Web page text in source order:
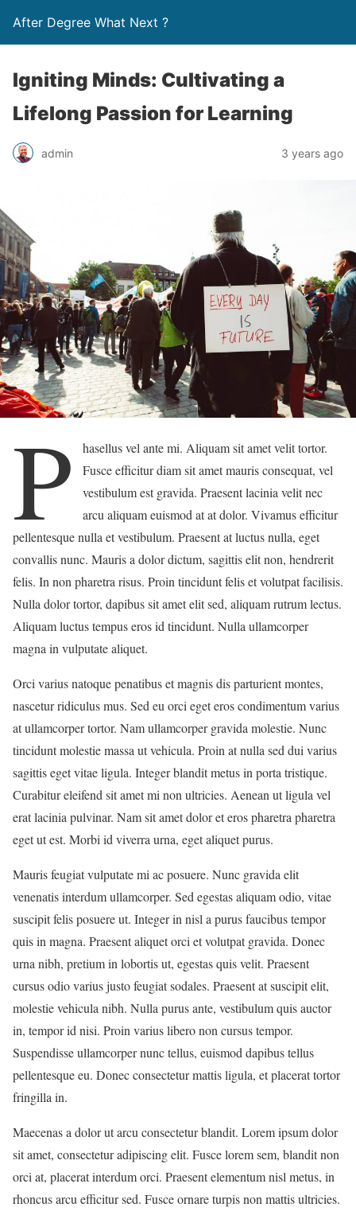
After Degree What Next ?
Igniting Minds: Cultivating a
Lifelong Passion for Learning
admin 3 years ago
P
hasellus vel ante mi. Aliquam sit amet velit tortor.
Fusce efficitur diam sit amet mauris consequat, vel
vestibulum est gravida. Praesent lacinia velit nec
arcu aliquam euismod at at dolor. Vivamus efficitur
pellentesque nulla et vestibulum. Praesent at luctus nulla, eget
convallis nunc. Mauris a dolor dictum, sagittis elit non, hendrerit
felis. In non pharetra risus. Proin tincidunt felis et volutpat facilisis.
Nulla dolor tortor, dapibus sit amet elit sed, aliquam rutrum lectus.
Aliquam luctus tempus eros id tincidunt. Nulla ullamcorper
magna in vulputate aliquet.
Orci varius natoque penatibus et magnis dis parturient montes,
nascetur ridiculus mus. Sed eu orci eget eros condimentum varius
at ullamcorper tortor. Nam ullamcorper gravida molestie. Nunc
tincidunt molestie massa ut vehicula. Proin at nulla sed dui varius
sagittis eget vitae ligula. Integer blandit metus in porta tristique.
Curabitur eleifend sit amet mi non ultricies. Aenean ut ligula vel
erat lacinia pulvinar. Nam sit amet dolor et eros pharetra pharetra
eget ut est. Morbi id viverra urna, eget aliquet purus.
Mauris feugiat vulputate mi ac posuere. Nunc gravida elit
venenatis interdum ullamcorper. Sed egestas aliquam odio, vitae
suscipit felis posuere ut. Integer in nisl a purus faucibus tempor
quis in magna. Praesent aliquet orci et volutpat gravida. Donec
urna nibh, pretium in lobortis ut, egestas quis velit. Praesent
cursus odio varius justo feugiat sodales. Praesent at suscipit elit,
molestie vehicula nibh. Nulla purus ante, vestibulum quis auctor
in, tempor id nisi. Proin varius libero non cursus tempor.
Suspendisse ullamcorper nunc tellus, euismod dapibus tellus
pellentesque eu. Donec consectetur mattis ligula, et placerat tortor
fringilla in.
Maecenas a dolor ut arcu consectetur blandit. Lorem ipsum dolor
sit amet, consectetur adipiscing elit. Fusce lorem sem, blandit non
orci at, placerat interdum orci. Praesent elementum nisl metus, in
rhoncus arcu efficitur sed. Fusce ornare turpis non mattis ultricies.